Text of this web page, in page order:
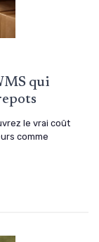
qui
le vrai coût
comme